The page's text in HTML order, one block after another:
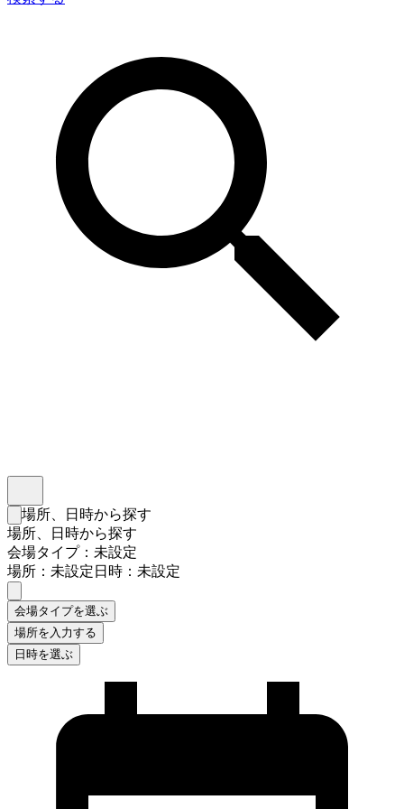
検索フォームを閉じる
場所、日時から探す
場所、日時から探す
会場タイプ：未設定
場所：未設定日時：未設定
会場タイプを選ぶ
場所を入力する
日時を選ぶ